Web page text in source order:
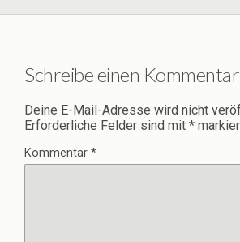
Schreibe einen Kommentar
Deine E-Mail-Adresse wird nicht
Erforderliche Felder sind mit *
Kommentar *